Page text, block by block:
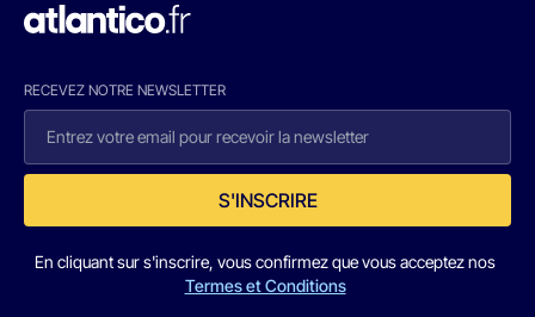
RECEVEZ NOTRE NEWSLETTER
S'INSCRIRE
En cliquant sur s'inscrire, vous confirmez que vous acceptez nos
Termes et Conditions